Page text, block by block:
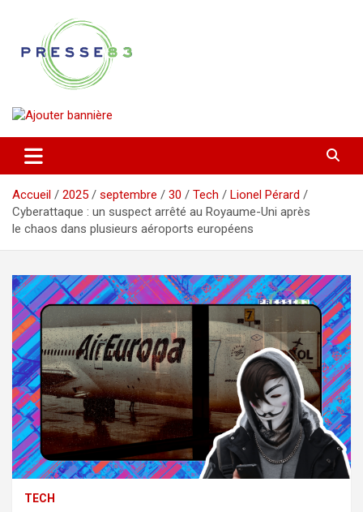
contenu
Presse 83
Accueil 2025 septembre 30 Tech
Lionel Pérard
Cyberattaque : un suspect arrêté au Royaume-Uni après
le chaos dans plusieurs aéroports européens
TECH